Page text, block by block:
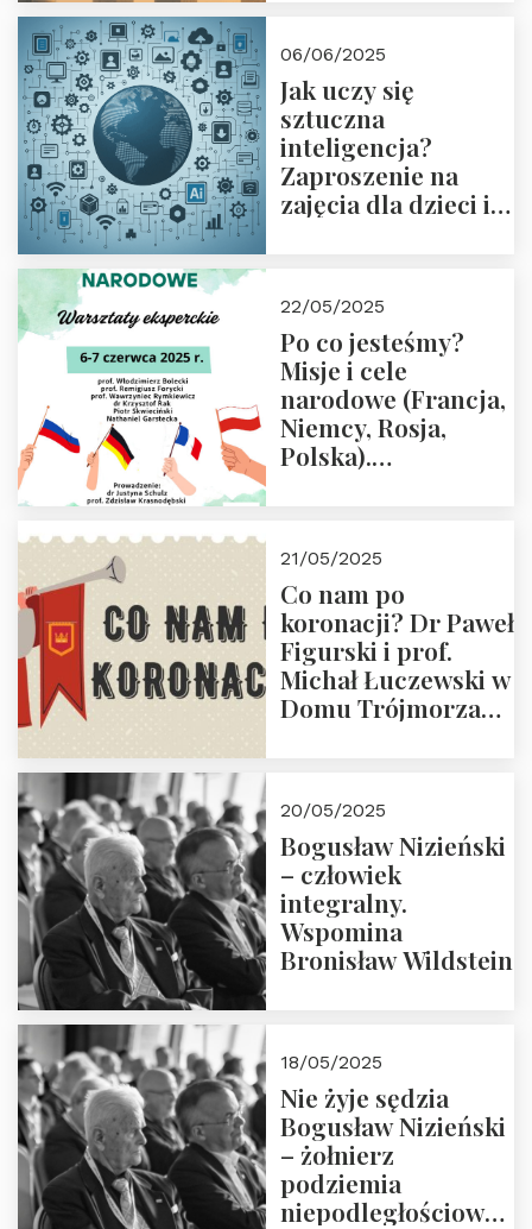
06/06/2025
Jak uczy się
sztuczna
inteligencja?
Zaproszenie na
zajęcia dla dzieci i
22/05/2025
Po co jesteśmy?
Misje i cele
narodowe (Francja,
Niemcy, Rosja,
Polska).
Zapraszamy do
zapisów.
21/05/2025
Co nam po
koronacji? Dr Paweł
Figurski i prof.
Michał Łuczewski w
Domu Trójmorza
20/05/2025
Bogusław Nizieński
– człowiek
integralny.
Wspomina
Bronisław Wildstein
18/05/2025
Nie żyje sędzia
Bogusław Nizieński
– żołnierz
podziemia
niepodległościowego